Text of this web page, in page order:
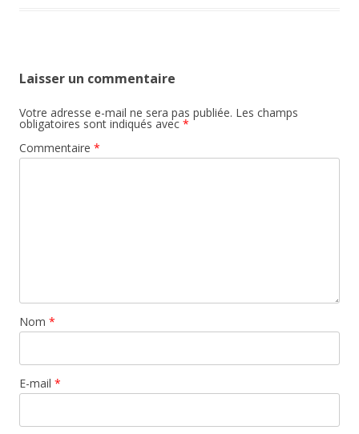
Laisser un commentaire
Votre adresse e-mail ne sera pas publiée. Les champs
obligatoires sont indiqués avec *
Commentaire *
Nom *
E-mail *